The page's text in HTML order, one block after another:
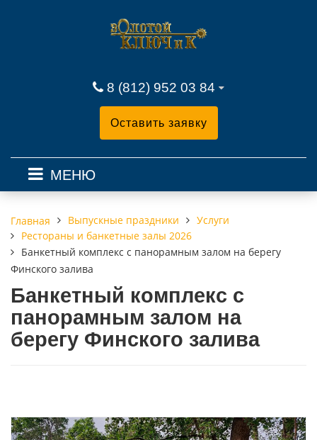
8 (812) 952 03 84
Оставить заявку
МЕНЮ
Главная Выпускные праздники
Услуги
Рестораны и банкетные залы 2026
Банкетный комплекс с панорамным залом на берегу
Финского залива
Банкетный комплекс с
панорамным залом на
берегу Финского залива